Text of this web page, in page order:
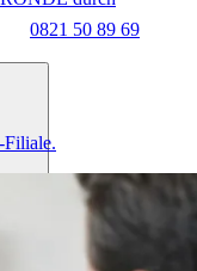
0821 50 89 69
Filiale.